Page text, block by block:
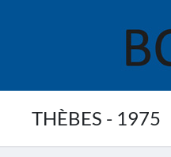
THÈBES - 1975